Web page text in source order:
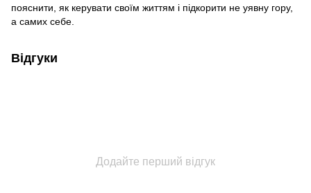
пояснити, як керувати своїм життям і підкорити не уявну гору,
а самих себе.
Відгуки
Додайте перший відгук